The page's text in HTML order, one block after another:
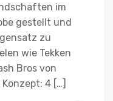
im
gestellt und
zu
wie Tekken
Bros von
4 […]